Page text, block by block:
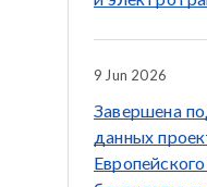
9 Jun 2026
Завершена
данных